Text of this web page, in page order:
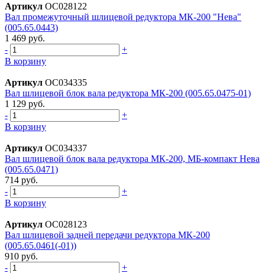
Артикул ОС028122
Вал промежуточный шлицевой редуктора МК-200 "Нева"
(005.65.0443)
1 469 руб.
-
+
В корзину
Артикул ОС034335
Вал шлицевой блок вала редуктора МК-200 (005.65.0475-01)
1 129 руб.
-
+
В корзину
Артикул ОС034337
Вал шлицевой блок вала редуктора МК-200, МБ-компакт Нева
(005.65.0471)
714 руб.
-
+
В корзину
Артикул ОС028123
Вал шлицевой задней передачи редуктора МК-200
(005.65.0461(-01))
910 руб.
-
+